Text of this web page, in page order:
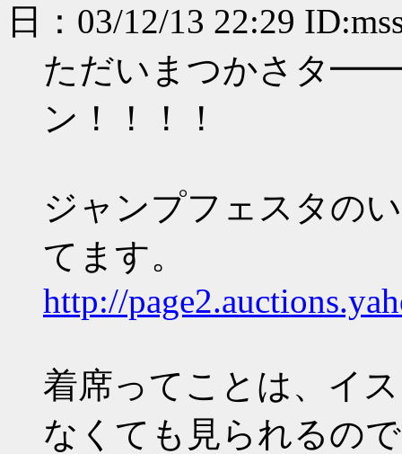
日：03/12/13 22:29
ただいまつかさ
ン！！！！
ジャンプフェスタの
てます。
http://
着席ってことは、イ
なくても見られるの